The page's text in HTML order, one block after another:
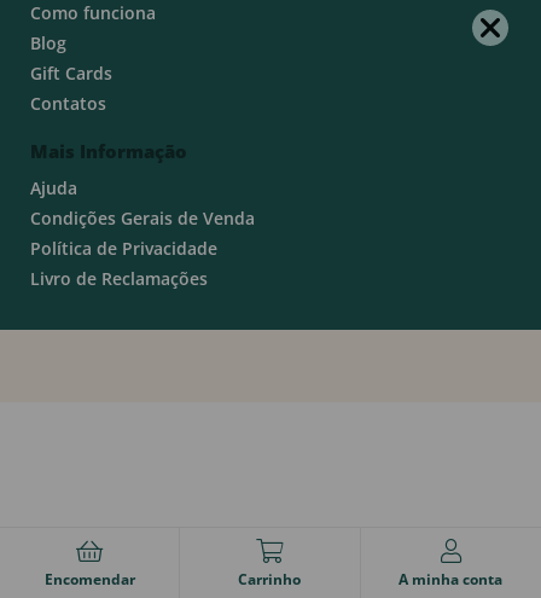
Como funciona
Blog
Gift Cards
Contatos
Mais Informação
Ajuda
Condições Gerais de Venda
Política de Privacidade
Livro de Reclamações
Encomendar Carrinho A minha conta